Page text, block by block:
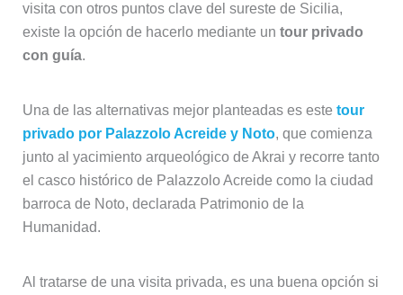
visita con otros puntos clave del sureste de Sicilia,
existe la opción de hacerlo mediante un tour privado
con guía.
Una de las alternativas mejor planteadas es este tour
privado por Palazzolo Acreide y Noto, que comienza
junto al yacimiento arqueológico de Akrai y recorre tanto
el casco histórico de Palazzolo Acreide como la ciudad
barroca de Noto, declarada Patrimonio de la
Humanidad.
Al tratarse de una visita privada, es una buena opción si